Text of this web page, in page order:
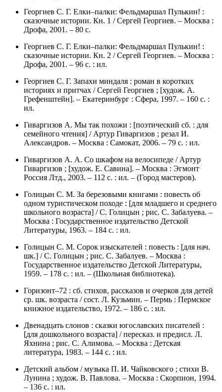
Георгиев С. Г. Елки–палки: Фельдмаршал Пулькин! :
сказочные истории. Кн. 1 / Сергей Георгиев. – Москва :
Дрофа, 2001. – 80 с.
Георгиев С. Г. Елки–палки: Фельдмаршал Пулькин! :
сказочные истории. Кн. 2 / Сергей Георгиев. – Москва :
Дрофа, 2001. – 96 с. : ил.
Георгиев С. Г. Запахи миндаля : роман в коротких
историях и притчах / Сергей Георгиев ; [худож. А.
Грефенштейн]. – Екатеринбург : Сфера, 1997. – 160 с. :
ил.
Гиваргизов А. Мы так похожи : [поэтический сб. : для
семейного чтения] / Артур Гиваргизов ; резал И.
Александров. – Москва : Самокат, 2006. – 79 с. : ил.
Гиваргизов А. А. Со шкафом на велосипеде / Артур
Гиваргизов ; [худож. Е. Савина]. – Москва : Эгмонт
Россия Лтд., 2003. – 112 с. : ил. – (Город мастеров).
Голицын С. М. За березовыми книгами : повесть об
одном туристическом походе : [для младшего и среднего
школьного возраста] / С. Голицын ; рис. С. Забалуева. –
Москва : Государственное издательство Детской
Литературы, 1963. – 184 с. : ил.
Голицын С. М. Сорок изыскателей : повесть : [для нач.
шк.] / С. Голицын ; рис. С. Забалуев. – Москва :
Государственное издательство Детской Литературы,
1959. – 178 с. : ил. – (Школьная библиотека).
Горизонт–72 : сб. стихов, рассказов и очерков для детей
ср. шк. возраста / сост. Л. Кузьмин. – Пермь : Пермское
книжное издательство, 1972. – 186 с. : ил.
Двенадцать слонов : сказки югославских писателей :
[для дошкольного возраста] / пересказ. и предисл. Л.
Яхнина ; рис. С. Алимова. – Москва : Детская
литература, 1983. – 144 с. : ил.
Детский альбом / музыка П. И. Чайковского ; стихи В.
Лунина ; худож. В. Павлова. – Москва : Скорпион, 1994.
– 136 с. : ил.